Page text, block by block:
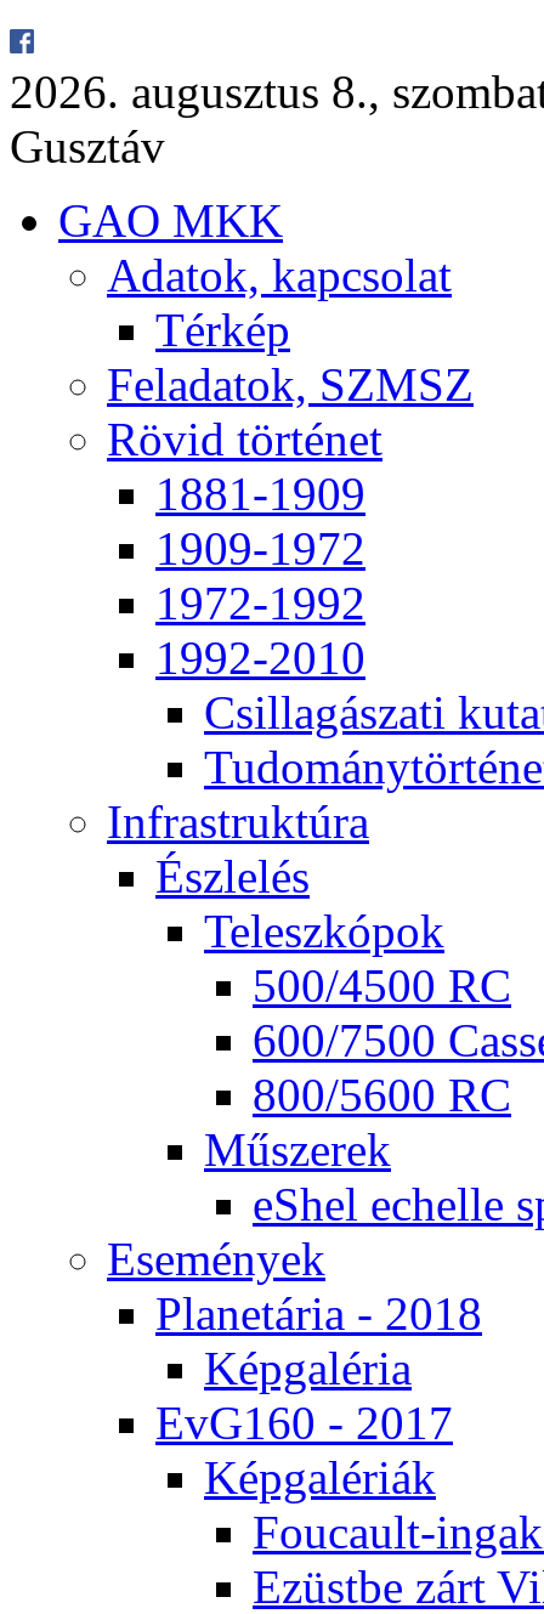
2026. au­gusz­tus 8.,
Gusz­táv
GAO MKK
Ada­tok, kap­cso­lat
Tér­kép
Fel­ada­tok, SZMSZ
Rö­vid tör­té­net
1881-1909
1909-1972
1972-1992
1992-2010
Csil­la­gá­sza­ti
Inf­ra­struk­tú­ra
Ész­le­lés
Te­lesz­kó­pok
500/4500 RC
600/7500
800/5600 RC
Mű­sze­rek
eS­hel echel­le
Ese­mé­nyek
Pla­ne­tá­ria - 2018
Kép­ga­lé­ria
EvG160 - 2017
Kép­ga­lé­ri­ák
Fo­u­ca­ult-
Ezüst­be zárt